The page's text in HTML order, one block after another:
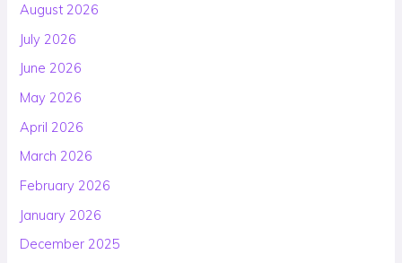
August 2026
July 2026
June 2026
May 2026
April 2026
March 2026
February 2026
January 2026
December 2025